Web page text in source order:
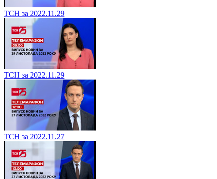
ТСН за 2022.11.29
ТСН за 2022.11.29
ТСН за 2022.11.27